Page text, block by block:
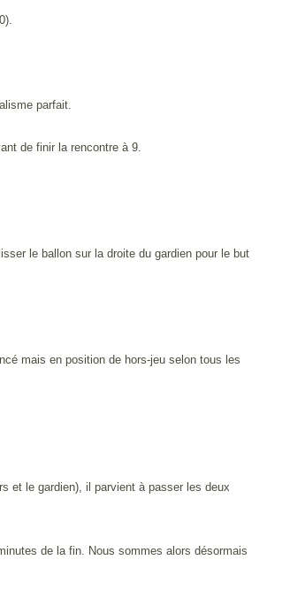
parfait.
de finir la rencontre à 9.
le ballon sur la droite du gardien pour le but
mais en position de hors-jeu selon tous les
et le gardien), il parvient à passer les deux
de la fin. Nous sommes alors désormais